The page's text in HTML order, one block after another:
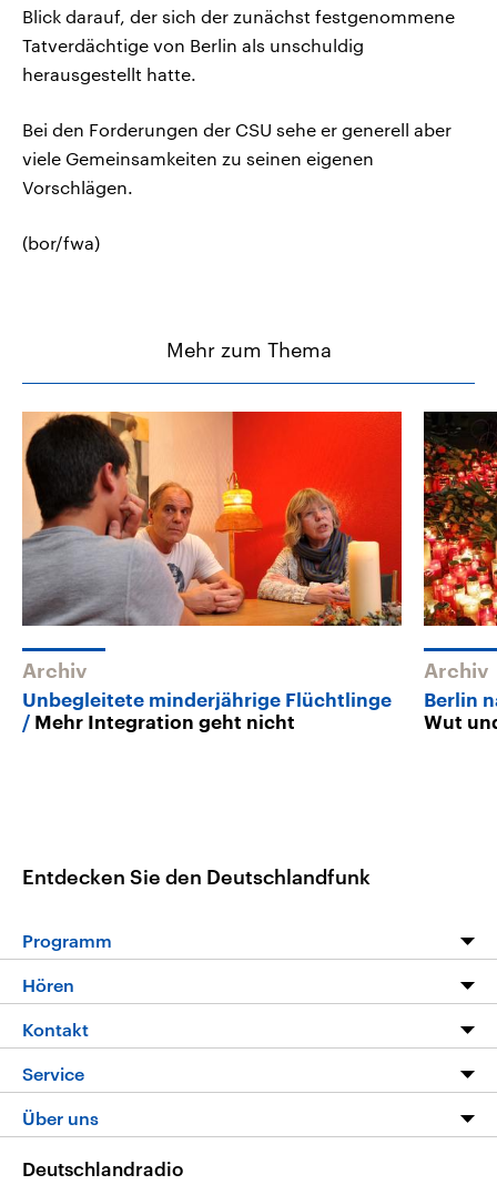
Blick darauf, der sich der zunächst festgenommene
Tatverdächtige von Berlin als unschuldig
herausgestellt hatte.
Bei den Forderungen der CSU sehe er generell aber
viele Gemeinsamkeiten zu seinen eigenen
Vorschlägen.
(bor/fwa)
Mehr zum Thema
Archiv
Unbegleitete minderjährige Flüchtlinge
Mehr Integration geht nicht
Archiv
Berlin
Wut
Entdecken Sie den Deutschlandfunk
Programm
Programm
Die Nachrichten
Nachrichtenleicht
Neue Beiträge auf dlf.de
Hören
Livestream
Podcasts
Deutschlandfunk App
Nachrichten App
Kontakt
Hörerservice
Service
FAQ
Veranstaltungen
Über uns
Deutschlandradio